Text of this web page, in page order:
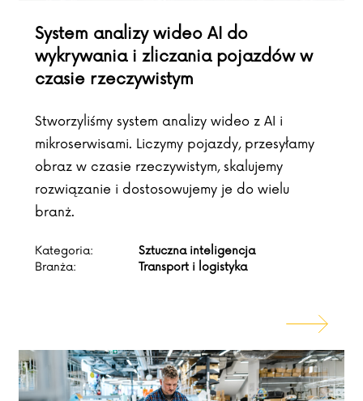
System analizy wideo AI do
wykrywania i zliczania pojazdów w
czasie rzeczywistym
Stworzyliśmy system analizy wideo z AI i
mikroserwisami. Liczymy pojazdy, przesyłamy
obraz w czasie rzeczywistym, skalujemy
rozwiązanie i dostosowujemy je do wielu
branż.
Kategoria:
Sztuczna inteligencja
Branża:
Transport i logistyka